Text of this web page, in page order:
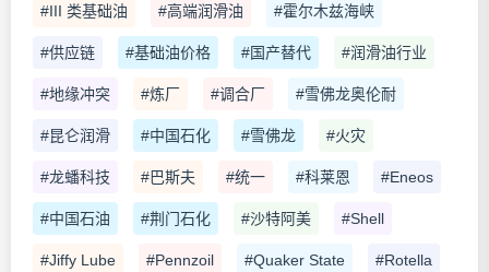
#III 类基础油 #高端润滑油 #霍尔木兹海峡
#供应链 #基础油价格 #国产替代 #润滑油行业
#地缘冲突 #炼厂 #调合厂 #雪佛龙奥伦耐
#昆仑润滑 #中国石化 #雪佛龙 #火灾
#龙蟠科技 #巴斯夫 #统一 #科莱恩 #Eneos
#中国石油 #荆门石化 #沙特阿美 #Shell
#Jiffy Lube #Pennzoil #Quaker State #Rotella